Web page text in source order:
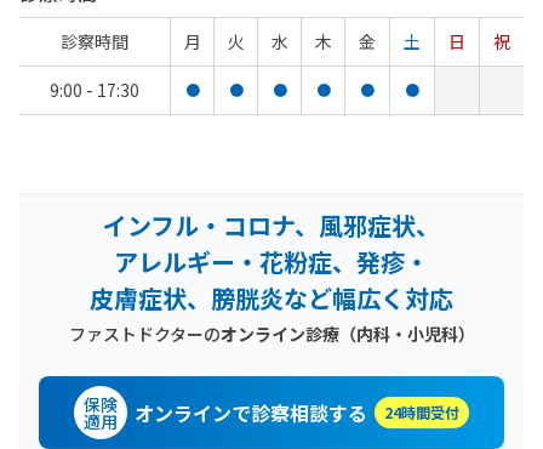
診察時間 月 火 水 木 金 土 日
祝
9:00 - 17:30
● ● ● ● ● ●
インフル・コロナ、風邪症状、
アレルギー・花粉症、発疹・
皮膚症状、膀胱炎など幅広く対応
ファストドクターのオンライン診療（内科・小児科）
保険
適用 オンラインで診察相談する 24時間受付